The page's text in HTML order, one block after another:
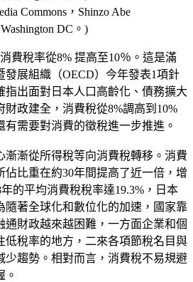
Commons，Shinzo Abe
DC。)
費稅率從8% 提高至10％。這是滿
發展組織（OECD）今年發表1項針
指出面對日本人口高齡化、債務擴大
政建全，消費稅從8%調高到10%
需要對消費的徵稅進一步推進。
漸漸從所得稅等向消費稅轉移。消費
佔比重在約30年間提高了近一倍，增
的平均消費稅稅率達19.3%，日本
隨著全球化和數位化的加速，國家靠
通財政越來越困難，一方面企業和個
低稅率的地方，二來各項節稅名目與
少趨勢。相對而言，消費稅不易規避
。